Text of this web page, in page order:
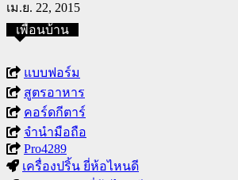
เม.ย. 22, 2015
เพื่อนบ้าน
แบบฟอร์ม
สูตรอาหาร
คอร์ดกีตาร์
จำนำมือถือ
Pro4289
เครื่องปริ้น ยี่ห้อไหนดี